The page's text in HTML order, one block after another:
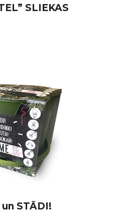
SLIEKAS
un STĀDI!